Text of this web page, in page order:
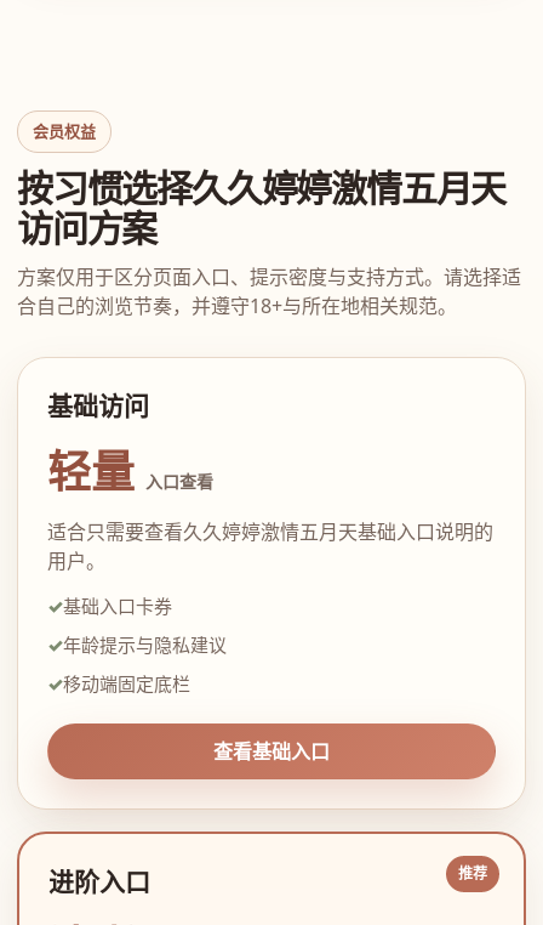
会员权益
按习惯选择久久婷婷激情五月天
访问方案
方案仅用于区分页面入口、提示密度与支持方式。请选择适
合自己的浏览节奏，并遵守18+与所在地相关规范。
基础访问
轻量 入口查看
适合只需要查看久久婷婷激情五月天基础入口说明的
用户。
基础入口卡券
年龄提示与隐私建议
移动端固定底栏
查看基础入口
进阶入口